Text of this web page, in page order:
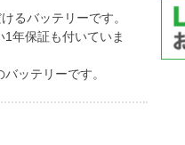
るバッテリーです。
年保証も付いていま
ッテリーです。